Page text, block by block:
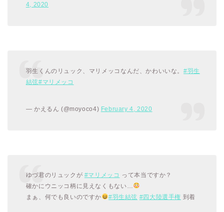
4, 2020
羽生くんのリュック、マリメッコなんだ、かわいいな。#羽生
結弦#マリメッコ
— かえるん (@moyoco4) February 4, 2020
ゆづ君のリュックが #マリメッコ って本当ですか？
確かにウニッコ柄に見えなくもない…
まぁ、何でも良いのですか
#羽生結弦 #四大陸選手権 到着